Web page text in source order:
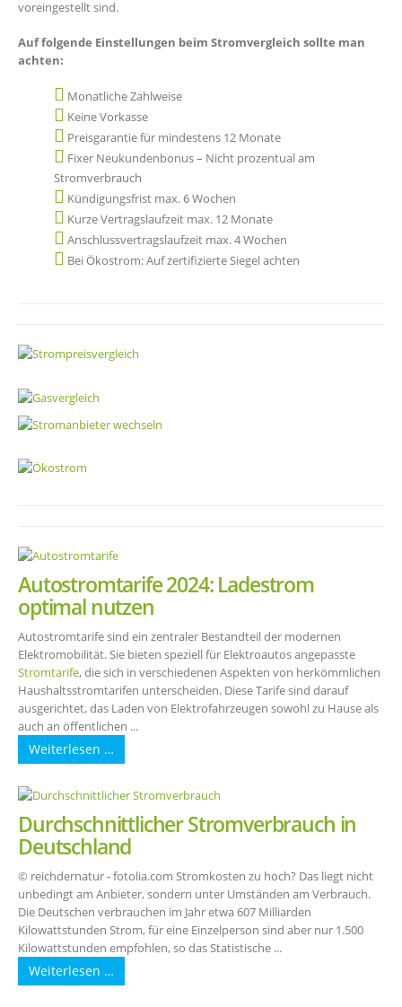
voreingestellt sind.
Auf folgende Einstellungen beim Stromvergleich sollte man
achten:
Monatliche Zahlweise
Keine Vorkasse
Preisgarantie für mindestens 12 Monate
Fixer Neukundenbonus – Nicht prozentual am
Stromverbrauch
Kündigungsfrist max. 6 Wochen
Kurze Vertragslaufzeit max. 12 Monate
Anschlussvertragslaufzeit max. 4 Wochen
Bei Ökostrom: Auf zertifizierte Siegel achten
Autostromtarife 2024: Ladestrom
optimal nutzen
Autostromtarife sind ein zentraler Bestandteil der modernen
Elektromobilität. Sie bieten speziell für Elektroautos angepasste
Stromtarife, die sich in verschiedenen Aspekten von herkömmlichen
Haushaltsstromtarifen unterscheiden. Diese Tarife sind darauf
ausgerichtet, das Laden von Elektrofahrzeugen sowohl zu Hause als
auch an öffentlichen ...
Weiterlesen …
Durchschnittlicher Stromverbrauch in
Deutschland
© reichdernatur - fotolia.com Stromkosten zu hoch? Das liegt nicht
unbedingt am Anbieter, sondern unter Umständen am Verbrauch.
Die Deutschen verbrauchen im Jahr etwa 607 Milliarden
Kilowattstunden Strom, für eine Einzelperson sind aber nur 1.500
Kilowattstunden empfohlen, so das Statistische ...
Weiterlesen …